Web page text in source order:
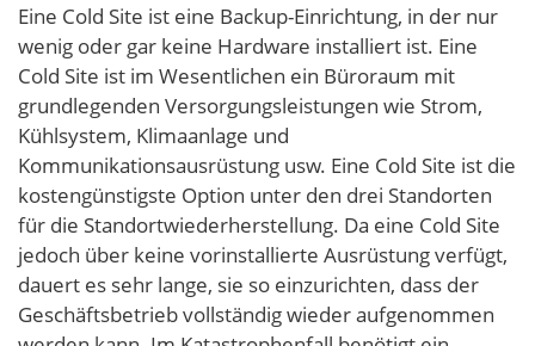
Eine Cold Site ist eine Backup-Einrichtung, in der nur
wenig oder gar keine Hardware installiert ist. Eine
Cold Site ist im Wesentlichen ein Büroraum mit
grundlegenden Versorgungsleistungen wie Strom,
Kühlsystem, Klimaanlage und
Kommunikationsausrüstung usw. Eine Cold Site ist die
kostengünstigste Option unter den drei Standorten
für die Standortwiederherstellung. Da eine Cold Site
jedoch über keine vorinstallierte Ausrüstung verfügt,
dauert es sehr lange, sie so einzurichten, dass der
Geschäftsbetrieb vollständig wieder aufgenommen